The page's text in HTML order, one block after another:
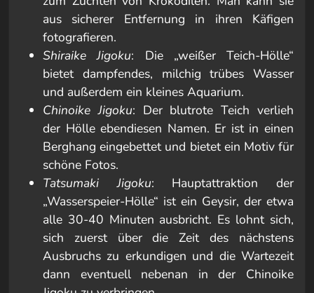
aus sicherer Entfernung in ihren Käfigen
fotografieren.
Shiraike Jigoku: Die „weißer Teich-Hölle“
bietet dampfendes, milchig trübes Wasser
und außerdem ein kleines Aquarium.
Chinoike Jigoku: Der blutrote Teich verlieh
der Hölle ebendiesen Namen. Er ist in einen
Berghang eingebettet und bietet ein Motiv für
schöne Fotos.
Tatsumaki Jigoku: Hauptattraktion der
„Wasserspeier-Hölle“ ist ein Geysir, der etwa
alle 30-40 Minuten ausbricht. Es lohnt sich,
sich zuerst über die Zeit des nächstens
Ausbruchs zu erkundigen und die Wartezeit
dann eventuell nebenan in der Chinoike